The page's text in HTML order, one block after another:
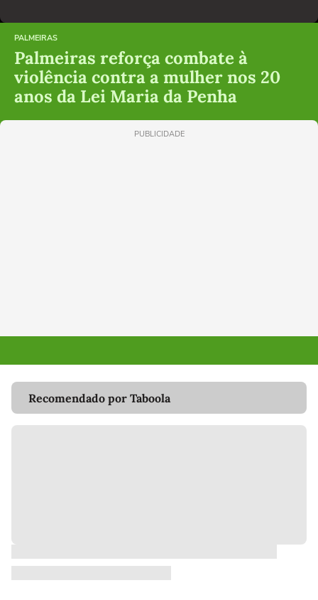
PALMEIRAS
Palmeiras reforça combate à
violência contra a mulher nos 20
anos da Lei Maria da Penha
PUBLICIDADE
Recomendado por Taboola